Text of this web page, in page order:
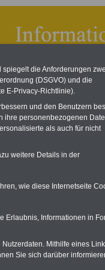
aufgelegt
eBook wurde im
Entgelttabellen für
Auszubildenden-
die Anforderungen
(DSGVO) und die
E-Privacy-Richtlinie).
und den Benutzern
ihre personenbezogenen
als auch für nicht
weitere Details in der
wie diese Internetseite
Erlaubnis, Informationen in
Mithilfe eines
Sie sich darüber